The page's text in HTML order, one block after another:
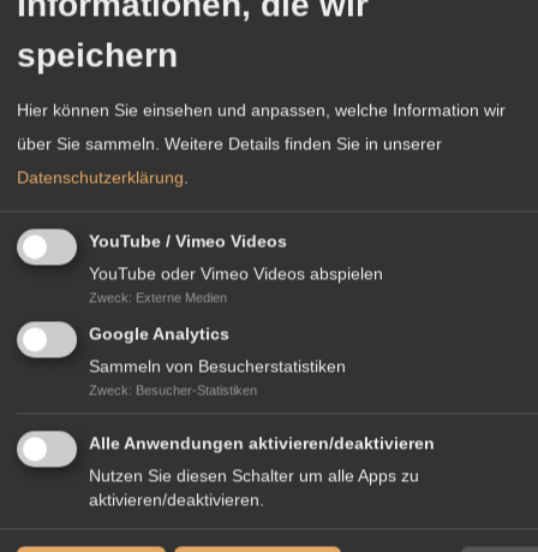
Leistung N° 11
speichern
Hier können Sie einsehen und anpassen, welche Information wir
über Sie sammeln. Weitere Details finden Sie in unserer
Datenschutzerklärung
YouTube / Vimeo Videos
YouTube oder Vimeo Videos abspielen
Zweck: Externe Medien
Google Analytics
Sammeln von Besucherstatistiken
Zweck: Besucher-Statistiken
Alle Anwendungen aktivieren/deaktivieren
Nutzen Sie diesen Schalter um alle Apps zu
aktivieren/deaktivieren.